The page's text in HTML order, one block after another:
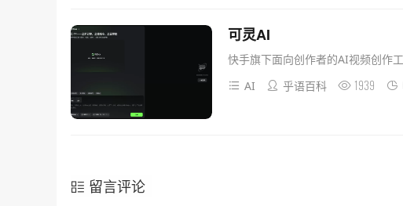
可灵AI
快手旗下面向创作者的AI视频创作
AI
乎语百科 1939
留言评论